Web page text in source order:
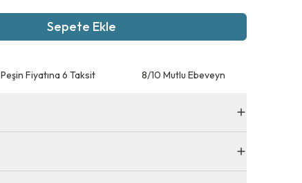
Sepete Ekle
Peşin Fiyatına 6 Taksit 8/10 Mutlu Ebeveyn